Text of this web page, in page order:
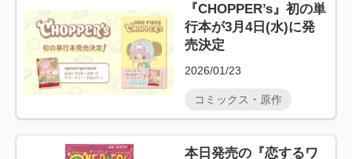
『CHOPPER’s』初の単
行本が3月4日(水)に発
売決定
2026/01/23
コミックス・原作
本日発売の『恋するワ